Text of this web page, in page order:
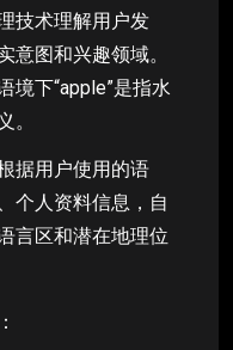
技术理解用户发
意图和兴趣领域。
境下“apple”是指水
。
根据用户使用的语
个人资料信息，自
言区和潜在地理位